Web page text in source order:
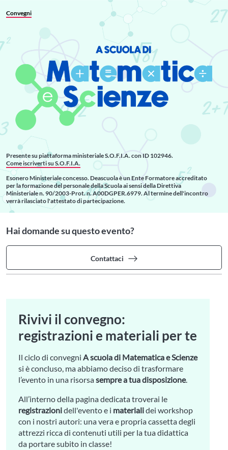
Convegni
Presente su piattaforma ministerialeS.O.F.I.A. con ID 102946.
Come iscriverti su S.O.F.I.A.
Esonero Ministeriale concesso.Deascuola è un Ente Formatore accreditato
per la formazione del personale della Scuola ai sensi della Direttiva
Ministeriale n. 90/2003-Prot. n. A00DGPER.6979. Al termine dell'incontro
verrà rilasciato l'attestato di partecipazione.
Hai domande su questo evento?
Contattaci
Rivivi il convegno:
registrazioni e materiali per te
Il ciclo di convegni A scuola di Matematica e Scienze
si è concluso, ma abbiamo deciso di trasformare
l’evento in una risorsasempre a tua disposizione.
All’interno della pagina dedicata troverai le
registrazionidell'evento e i materialidei workshop
con i nostri autori: una vera e propria cassetta degli
attrezzi ricca di contenuti utili per la tua didattica
da portare subito in classe!